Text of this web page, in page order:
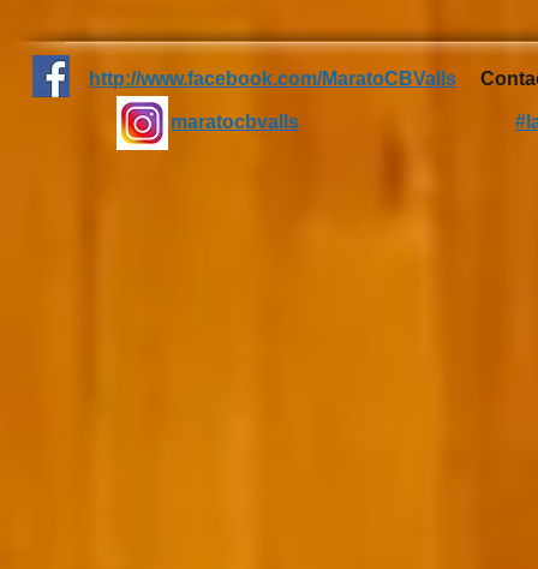
http://www.facebook.com/MaratoCBValls
maratocbvalls